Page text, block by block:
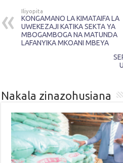
Iliyopita
KONGAMANO LA KIMATAIFA LA
UWEKEZAJI KATIKA SEKTA YA
MBOGAMBOGA NA MATUNDA
LAFANYIKA MKOANI MBEYA
Nakala zinazohusiana